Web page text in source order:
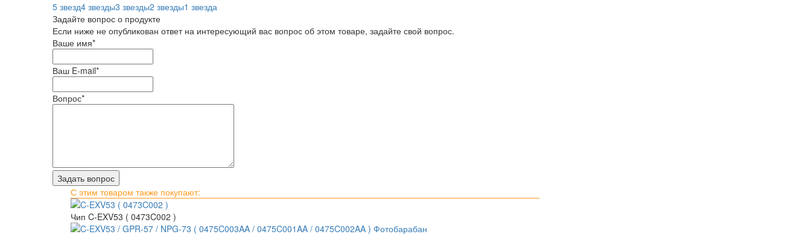
5 звезд4 звезды3 звезды2 звезды1 звезда
Задайте вопрос о продукте
Если ниже не опубликован ответ на интересующий вас вопрос об этом товаре, задайте свой вопрос.
Ваше имя*
Ваш E-mail*
Вопрос*
С этим товаром также покупают:
Чип C-EXV53 ( 0473C002 )